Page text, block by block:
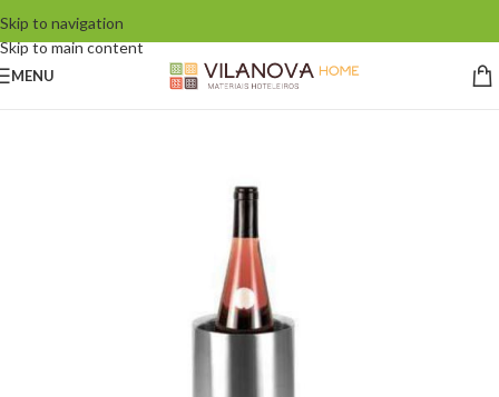
Skip to navigation
Skip to main content
MENU